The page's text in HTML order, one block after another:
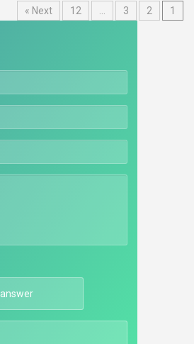
1
2
3
12
Next »